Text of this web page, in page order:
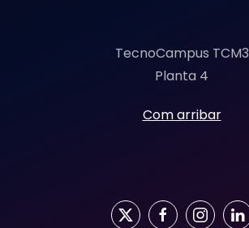
TecnoCampus TCM3
Planta 4
Com arribar